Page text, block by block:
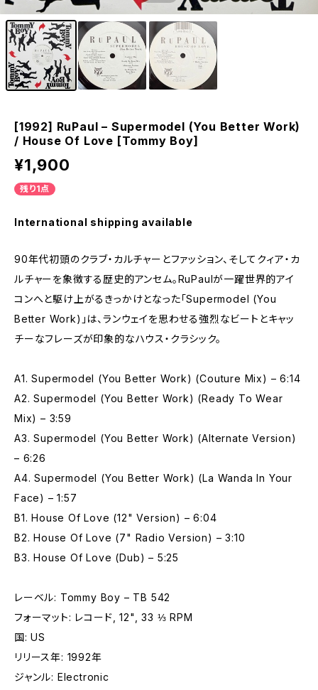
[1992] RuPaul – Supermodel (You Better Work)
/ House Of Love [Tommy Boy]
¥1,900
残り1点
International shipping available
90年代初頭のクラブ・カルチャーとファッション、そしてクィア・カ
ルチャーを象徴する歴史的アンセム。RuPaulが一躍世界的アイ
コンへと駆け上がるきっかけとなった「Supermodel (You
Better Work)」は、ランウェイを思わせる強烈なビートとキャッ
チーなフレーズが印象的なハウス・クラシック。
A1. Supermodel (You Better Work) (Couture Mix) – 6:14
A2. Supermodel (You Better Work) (Ready To Wear
Mix) – 3:59
A3. Supermodel (You Better Work) (Alternate Version)
– 6:26
A4. Supermodel (You Better Work) (La Wanda In Your
Face) – 1:57
B1. House Of Love (12" Version) – 6:04
B2. House Of Love (7" Radio Version) – 3:10
B3. House Of Love (Dub) – 5:25
レーベル: Tommy Boy – TB 542
フォーマット: レコード, 12", 33 ⅓ RPM
国: US
リリース年: 1992年
ジャンル: Electronic